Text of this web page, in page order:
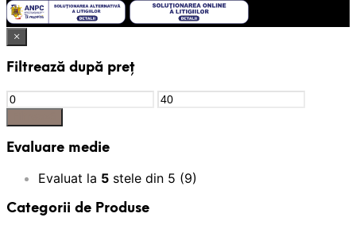
×
Filtrează după preț
Preț
Minim
Preț
Evaluare medie
Evaluat la 5 stele din 5 (9)
Categorii de Produse